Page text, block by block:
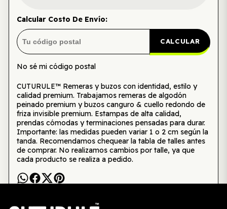
Calcular Costo De Envío:
CALCULAR
No sé mi código postal
CUTURULE™ Remeras y buzos con identidad, estilo y
calidad premium. Trabajamos remeras de algodón
peinado premium y buzos canguro & cuello redondo de
friza invisible premium. Estampas de alta calidad,
prendas cómodas y terminaciones pensadas para durar.
Importante: las medidas pueden variar 1 o 2 cm según la
tanda. Recomendamos chequear la tabla de talles antes
de comprar. No realizamos cambios por talle, ya que
cada producto se realiza a pedido.